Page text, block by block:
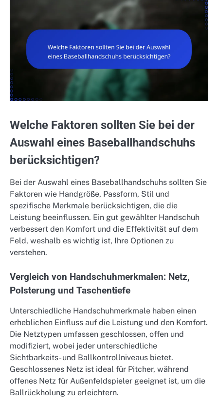
Welche Faktoren sollten Sie bei der
Auswahl eines Baseballhandschuhs
berücksichtigen?
Bei der Auswahl eines Baseballhandschuhs sollten Sie
Faktoren wie Handgröße, Passform, Stil und
spezifische Merkmale berücksichtigen, die die
Leistung beeinflussen. Ein gut gewählter Handschuh
verbessert den Komfort und die Effektivität auf dem
Feld, weshalb es wichtig ist, Ihre Optionen zu
verstehen.
Vergleich von Handschuhmerkmalen: Netz,
Polsterung und Taschentiefe
Unterschiedliche Handschuhmerkmale haben einen
erheblichen Einfluss auf die Leistung und den Komfort.
Die Netztypen umfassen geschlossen, offen und
modifiziert, wobei jeder unterschiedliche
Sichtbarkeits- und Ballkontrollniveaus bietet.
Geschlossenes Netz ist ideal für Pitcher, während
offenes Netz für Außenfeldspieler geeignet ist, um die
Ballrückholung zu erleichtern.